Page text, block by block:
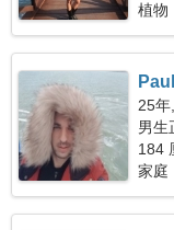
植物
Paul
25年
男生
184
家庭